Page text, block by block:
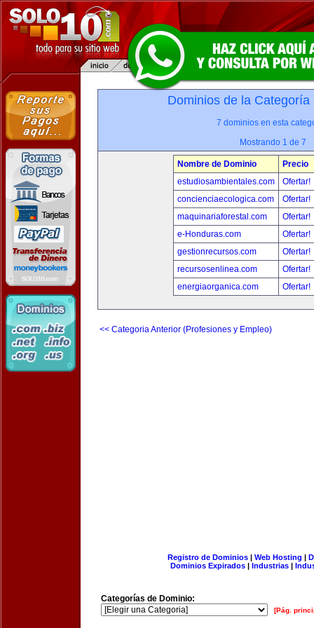
Dominios de la
7 dominios en esta
Mostrando 1 de 7
Nombre de Dominio
Precio
estudiosambientales.com
Ofertar!
concienciaecologica.com
Ofertar!
maquinariaforestal.com
Ofertar!
e-Honduras.com
Ofertar!
gestionrecursos.com
Ofertar!
recursosenlinea.com
Ofertar!
energiaorganica.com
Ofertar!
<< Categoria Anterior (Profesiones y Empleo)
Registro de Dominios| Web Hosting |
Dominios Expirados | Industrias |
Categorías de Dominio:
[Pág.